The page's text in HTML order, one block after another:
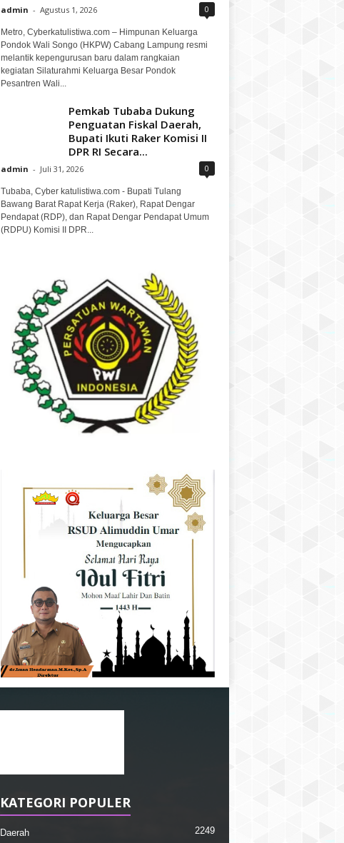
admin - Agustus 1, 2026 0
Metro, Cyberkatulistiwa.com – Himpunan Keluarga
Pondok Wali Songo (HKPW) Cabang Lampung resmi
melantik kepengurusan baru dalam rangkaian
kegiatan Silaturahmi Keluarga Besar Pondok
Pesantren Wali...
Pemkab Tubaba Dukung
Penguatan Fiskal Daerah,
Bupati Ikuti Raker Komisi II
DPR RI Secara...
admin - Juli 31, 2026 0
Tubaba, Cyber katulistiwa.com - Bupati Tulang
Bawang Barat Rapat Kerja (Raker), Rapat Dengar
Pendapat (RDP), dan Rapat Dengar Pendapat Umum
(RDPU) Komisi II DPR...
KATEGORI POPULER
Daerah 2249